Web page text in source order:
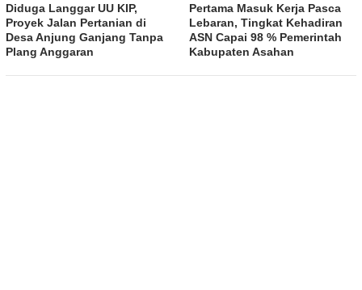
Diduga Langgar UU KIP,
Proyek Jalan Pertanian di
Desa Anjung Ganjang Tanpa
Plang Anggaran
Pertama Masuk Kerja Pasca
Lebaran, Tingkat Kehadiran
ASN Capai 98 % Pemerintah
Kabupaten Asahan